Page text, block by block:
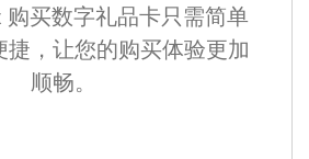
买数字礼品卡只需简单
捷，让您的购买体验更加
顺畅。